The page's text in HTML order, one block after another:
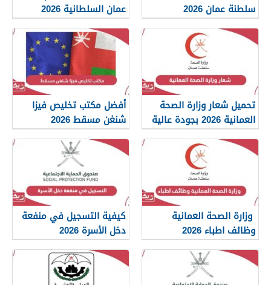
سلطنة عمان 2026
عمان السلطانية 2026
تحميل شعار وزارة الصحة
العمانية 2026 بجودة عالية
png
أفضل مكتب تخليص فيزا
شنغن مسقط 2026
وزارة الصحة العمانية
وظائف اطباء 2026
كيفية التسجيل في منفعة
دخل الأسرة 2026